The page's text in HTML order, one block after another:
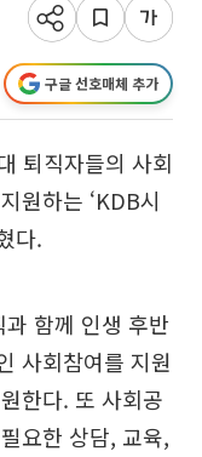
구글 선호매체 추가
퇴직자들의 사회
원하는 ‘KDB시
다.
함께 인생 후반
사회참여를 지원
한다. 또 사회공
요한 상담, 교육,